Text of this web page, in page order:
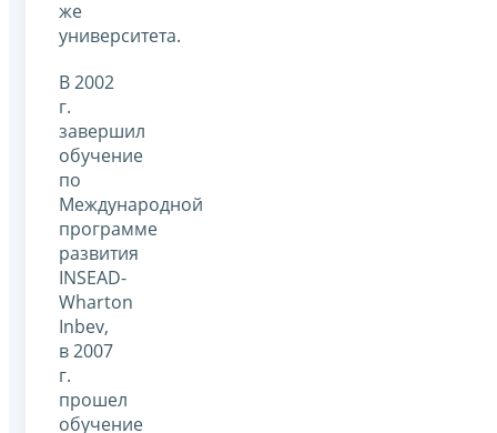
же
университета.
В 2002
г.
завершил
обучение
по
Международной
программе
развития
INSEAD-
Wharton
Inbev,
в 2007
г.
прошел
обучение